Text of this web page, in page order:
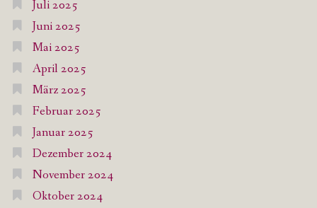
Juli 2025
Juni 2025
Mai 2025
April 2025
März 2025
Februar 2025
Januar 2025
Dezember 2024
November 2024
Oktober 2024